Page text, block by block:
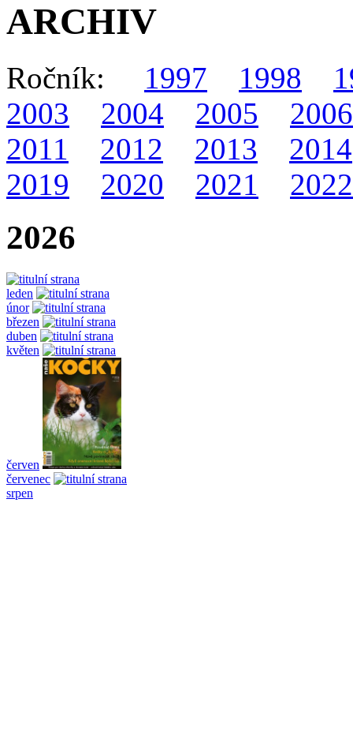
ARCHIV
Ročník: 1997 1998
2003
2004 2005
2006
2011
2012 2013
2014
2019
2020 2021 2022
2026
leden
únor
březen
duben
květen
červen
červenec
srpen